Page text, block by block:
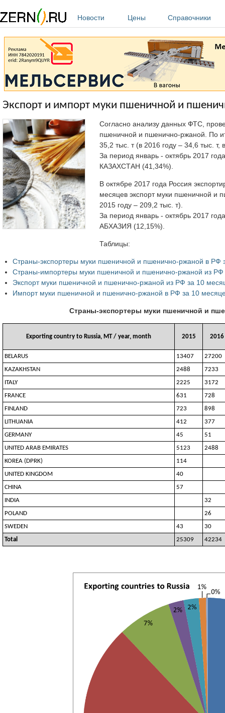
Новости
Цены Справочники
Экспорт и импорт муки пшеничной и
Согласно анализу данных ФТС,
пшеничной и пшенично-ржаной. По
35,2 тыс. т (в 2016 году – 34,6 тыс. т,
За период январь - октябрь 2017
КАЗАХСТАН (41,34%).
В октябре 2017 года Россия
месяцев экспорт муки пшеничной и
2015 году – 209,2 тыс. т).
За период январь - октябрь 2017
АБХАЗИЯ (12,15%).
Таблицы:
Страны-экспортеры муки пшеничной и пшенично-ржаной в РФ
Страны-импортеры муки пшеничной и пшенично-ржаной из РФ
Экспорт муки пшеничной и пшенично-ржаной из РФ за 10
Импорт муки пшеничной и пшенично-ржаной в РФ за 10
Страны-экспортеры муки пшеничной и
Exporting country to Russia, MT / year, month 2015 2016
BELARUS 13407
27200
KAZAKHSTAN
2488
7233
ITALY
2225
3172
FRANCE
631
728
FINLAND
723
898
LITHUANIA
412
377
GERMANY
45
51
UNITED ARAB EMIRATES
5123
2488
KOREA (DPRK)
114
UNITED KINGDOM
40
CHINA
57
INDIA
32
POLAND
26
SWEDEN
43
30
Total
25309 42234